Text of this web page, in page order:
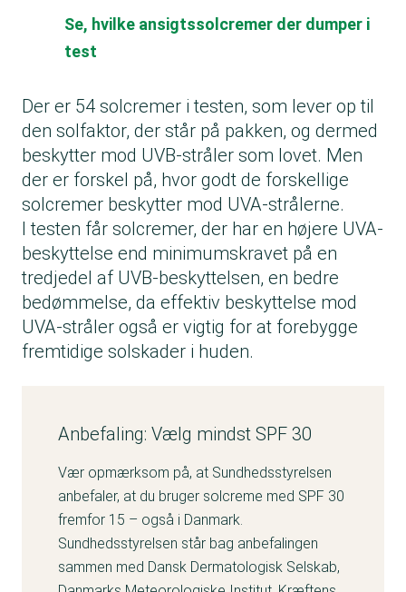
Se, hvilke ansigtssolcremer der dumper i
test
Der er 54 solcremer i testen, som lever op til
den solfaktor, der står på pakken, og dermed
beskytter mod UVB-stråler som lovet. Men
der er forskel på, hvor godt de forskellige
solcremer beskytter mod UVA-strålerne.
I testen får solcremer, der har en højere UVA-
beskyttelse end minimumskravet på en
tredjedel af UVB-beskyttelsen, en bedre
bedømmelse, da effektiv beskyttelse mod
UVA-stråler også er vigtig for at forebygge
fremtidige solskader i huden.
Anbefaling: Vælg mindst SPF 30
Vær opmærksom på, at Sundhedsstyrelsen
anbefaler, at du bruger solcreme med SPF 30
fremfor 15 – også i Danmark.
Sundhedsstyrelsen står bag anbefalingen
sammen med Dansk Dermatologisk Selskab,